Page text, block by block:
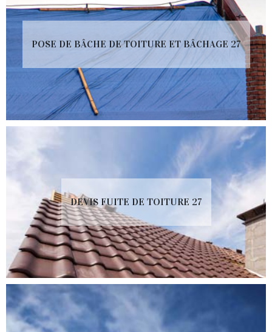
POSE DE BÂCHE DE TOITURE ET BÂCHAGE 27
DEVIS FUITE DE TOITURE 27